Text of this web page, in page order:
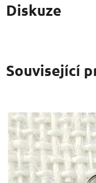
Diskuze
Související